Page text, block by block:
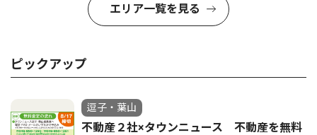
エリア一覧を見る
ピックアップ
逗子・葉山
不動産２社×タウンニュース 不動産を無料